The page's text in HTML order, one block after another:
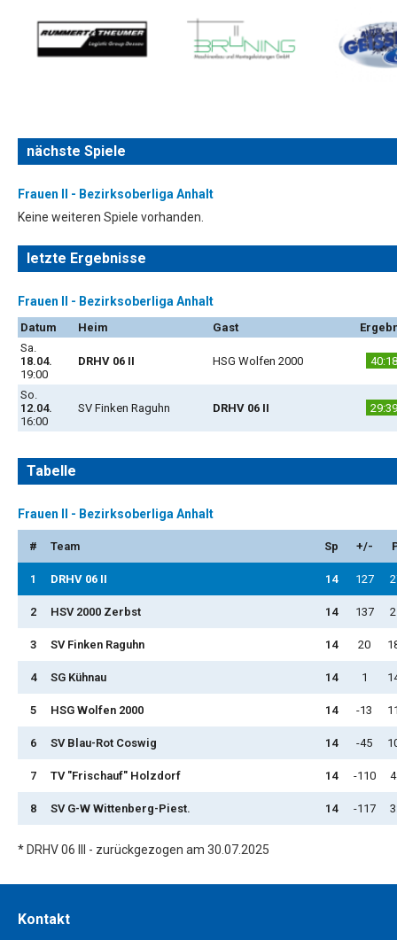
nächste Spiele
Frauen II - Bezirksoberliga Anhalt
Keine weiteren Spiele vorhanden.
letzte Ergebnisse
Frauen II - Bezirksoberliga Anhalt
Datum Heim Gast
Sa.
18.04.
19:00
DRHV 06 II HSG Wolfen 2000 40:18
So.
12.04.
16:00
SV Finken Raguhn DRHV 06 II 29:39
Tabelle
Frauen II - Bezirksoberliga Anhalt
# Team Sp +/-
1 DRHV 06 II 14 127
2 HSV 2000 Zerbst 14 137
3 SV Finken Raguhn 14 20
4 SG Kühnau 14 1
5 HSG Wolfen 2000 14 -13
6 SV Blau-Rot Coswig 14 -45
7 TV "Frischauf" Holzdorf 14 -110
8 SV G-W Wittenberg-Piest. 14 -117
* DRHV 06 III - zurückgezogen am 30.07.2025
Kontakt